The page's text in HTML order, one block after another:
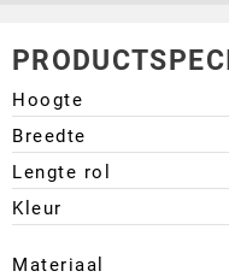
Hoogte
Breedte
Lengte rol
Kleur
Materiaal